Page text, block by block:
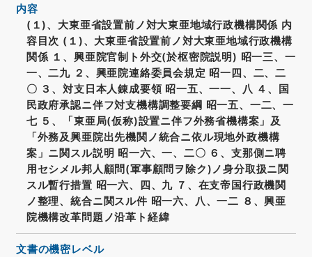
内容
(１)、大東亜省設置前ノ対大東亜地域行政機構関係 内
容目次 (１)、大東亜省設置前ノ対大東亜地域行政機構
関係 １、興亜院官制ト外交(於枢密院説明) 昭一三、一
一、二九 ２、興亜院連絡委員会規定 昭一四、二、二
〇 ３、対支日本人錬成要領 昭一五、一一、八 ４、国
民政府承認ニ伴フ対支機構調整要綱 昭一五、一二、一
七 ５、「東亜局(仮称)設置ニ伴フ外務省機構案」及
「外務及興亜院出先機関ノ統合ニ依ル現地外政機構
案」ニ関スル説明 昭一六、一、二〇 ６、支那側ニ聘
用セシメル邦人顧問(軍事顧問ヲ除ク)ノ身分取扱ニ関
スル暫行措置 昭一六、四、九 ７、在支帝国行政機関
ノ整理、統合ニ関スル件 昭一六、八、一二 ８、興亜
院機構改革問題ノ沿革ト経緯
文書の機密レベル